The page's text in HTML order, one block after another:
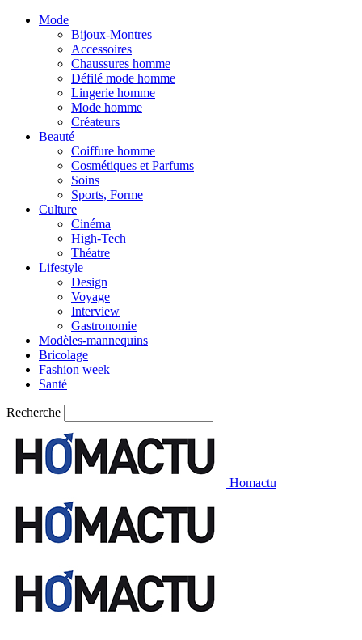
Mode
Bijoux-Montres
Accessoires
Chaussures homme
Défilé mode homme
Lingerie homme
Mode homme
Créateurs
Beauté
Coiffure homme
Cosmétiques et Parfums
Soins
Sports, Forme
Culture
Cinéma
High-Tech
Théatre
Lifestyle
Design
Voyage
Interview
Gastronomie
Modèles-mannequins
Bricolage
Fashion week
Santé
Recherche
Homactu